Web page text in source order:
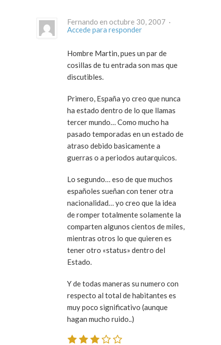
Fernando en octubre 30, 2007 ·
Accede para responder
Hombre Martin, pues un par de
cosillas de tu entrada son mas que
discutibles.
Primero, España yo creo que nunca
ha estado dentro de lo que llamas
tercer mundo… Como mucho ha
pasado temporadas en un estado de
atraso debido basicamente a
guerras o a periodos autarquicos.
Lo segundo… eso de que muchos
españoles sueñan con tener otra
nacionalidad… yo creo que la idea
de romper totalmente solamente la
comparten algunos cientos de miles,
mientras otros lo que quieren es
tener otro «status» dentro del
Estado.
Y de todas maneras su numero con
respecto al total de habitantes es
muy poco significativo (aunque
hagan mucho ruido..)